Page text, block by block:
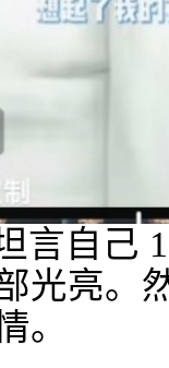
言自己
光亮。
。